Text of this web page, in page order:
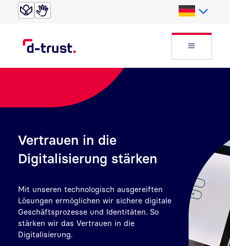
Direkt zur Suche
Direkt zum Inhalt
Deutsch
Vertrauen in die
Digitalisierung stärken
Mit unseren technologisch ausgereiften
Lösungen ermöglichen wir sichere digitale
Geschäftsprozesse und Identitäten. So
stärken wir das Vertrauen in die
Digitalisierung.